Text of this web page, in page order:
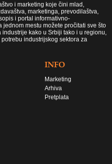
i marketing koje čini mlad,
marketinga, prevodilaštva,
i portal informativno-
mestu možete pročitati sve što
kako u Srbiji tako i u regionu,
industrijskog sektora za
INFO
Marketing
Arhiva
Pretplata